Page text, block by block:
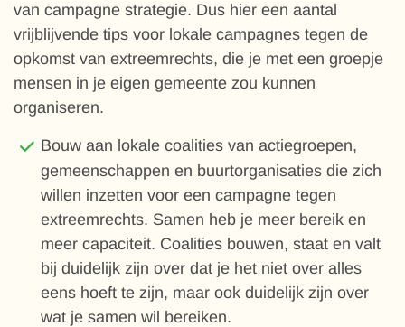
van campagne strategie. Dus hier een aantal
vrijblijvende tips voor lokale campagnes tegen de
opkomst van extreemrechts, die je met een groepje
mensen in je eigen gemeente zou kunnen
organiseren.
Bouw aan lokale coalities van actiegroepen,
gemeenschappen en buurtorganisaties die zich
willen inzetten voor een campagne tegen
extreemrechts. Samen heb je meer bereik en
meer capaciteit. Coalities bouwen, staat en valt
bij duidelijk zijn over dat je het niet over alles
eens hoeft te zijn, maar ook duidelijk zijn over
wat je samen wil bereiken.